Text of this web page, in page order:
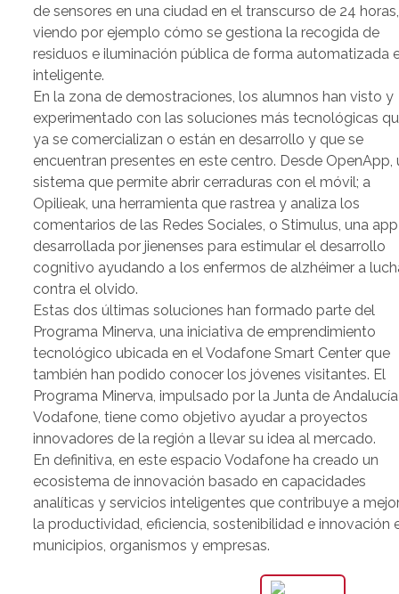
de sensores en una ciudad en el transcurso de 24 horas,
viendo por ejemplo cómo se gestiona la recogida de
residuos e iluminación pública de forma automatizada
inteligente.
En la zona de demostraciones, los alumnos han visto y
experimentado con las soluciones más tecnológicas
ya se comercializan o están en desarrollo y que se
encuentran presentes en este centro. Desde OpenApp,
sistema que permite abrir cerraduras con el móvil; a
Opilieak, una herramienta que rastrea y analiza los
comentarios de las Redes Sociales, o Stimulus, una app
desarrollada por jienenses para estimular el desarrollo
cognitivo ayudando a los enfermos de alzhéimer a
contra el olvido.
Estas dos últimas soluciones han formado parte del
Programa Minerva, una iniciativa de emprendimiento
tecnológico ubicada en el Vodafone Smart Center que
también han podido conocer los jóvenes visitantes. El
Programa Minerva, impulsado por la Junta de
Vodafone, tiene como objetivo ayudar a proyectos
innovadores de la región a llevar su idea al mercado.
En definitiva, en este espacio Vodafone ha creado un
ecosistema de innovación basado en capacidades
analíticas y servicios inteligentes que contribuye a
la productividad, eficiencia, sostenibilidad e innovación
municipios, organismos y empresas.